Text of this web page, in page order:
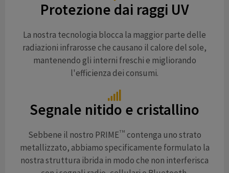
Protezione dai raggi UV
La nostra tecnologia blocca la maggior parte delle
radiazioni infrarosse che causano il calore del sole,
mantenendo gli interni freschi e migliorando
l'efficienza dei consumi.
Segnale nitido e cristallino
Sebbene il nostro PRIMETM contenga uno strato
metallizzato, abbiamo specificamente formulato la
nostra struttura ibrida in modo che non interferisca